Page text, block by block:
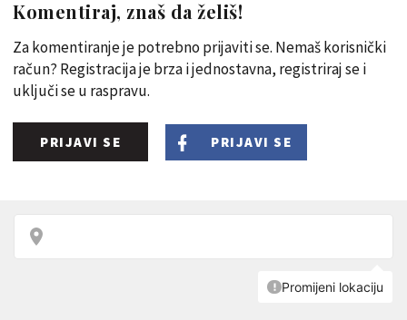
Komentiraj, znaš da želiš!
Za komentiranje je potrebno prijaviti se. Nemaš korisnički
račun? Registracija je brza i jednostavna, registriraj se i
uključi se u raspravu.
PRIJAVI SE PRIJAVI SE